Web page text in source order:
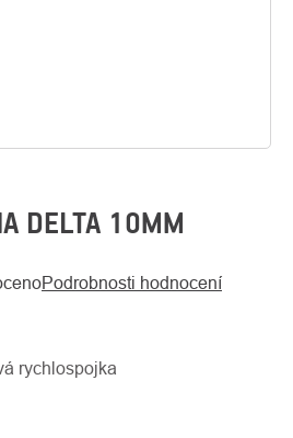
O
DELTA 10MM
Podrobnosti hodnocení
rychlospojka